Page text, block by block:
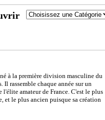
à la première division masculine du
Il rassemble chaque année sur un
l'élite amateur de France. C'est le plus
et le plus ancien puisque sa création